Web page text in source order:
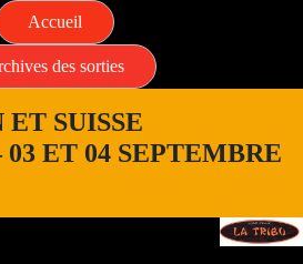
Accueil
des sorties
SUISSE
ET 04 SEPTEMBRE